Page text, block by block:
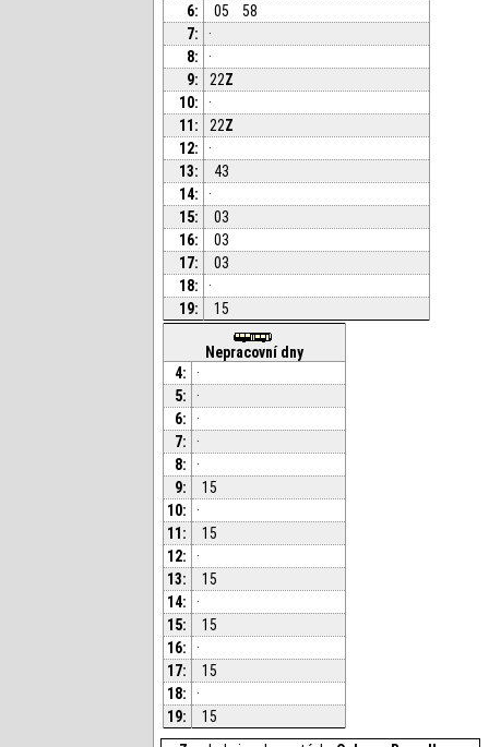
6:
05
58
7:
·
8:
·
9:
22Z
10:
·
11:
22Z
12:
·
13:
43
14:
·
15:
03
16:
03
17:
03
18:
·
19:
15
Nepracovní dny
4:
·
5:
·
6:
·
7:
·
8:
·
9:
15
10:
·
11:
15
12:
·
13:
15
14:
·
15:
15
16:
·
17:
15
18:
·
19:
15